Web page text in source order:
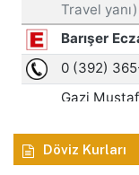
Döviz Kurları